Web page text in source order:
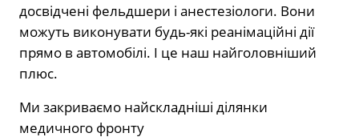
досвідчені фельдшери і анестезіологи. Вони
можуть виконувати будь-які реанімаційні дії
прямо в автомобілі. І це наш найголовніший
плюс.
Ми закриваємо найскладніші ділянки
медичного фронту